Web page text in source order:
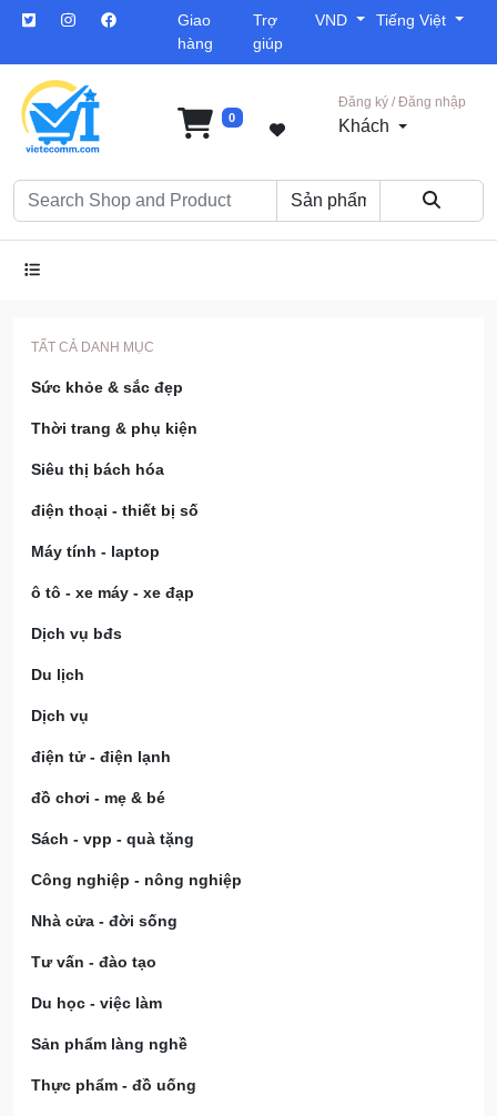
Giao
hàng
Trợ
giúp
VND Tiếng Việt
0
Đăng ký / Đăng nhập
Khách
TẤT CẢ DANH MỤC
Sức khỏe & sắc đẹp
Thời trang & phụ kiện
Siêu thị bách hóa
điện thoại - thiết bị số
Máy tính - laptop
ô tô - xe máy - xe đạp
Dịch vụ bđs
Du lịch
Dịch vụ
điện tử - điện lạnh
đồ chơi - mẹ & bé
Sách - vpp - quà tặng
Công nghiệp - nông nghiệp
Nhà cửa - đời sống
Tư vấn - đào tạo
Du học - việc làm
Sản phẩm làng nghề
Thực phẩm - đồ uống